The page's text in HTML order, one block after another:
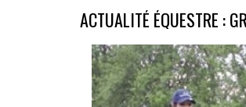
ACTUALITÉ ÉQUESTRE :